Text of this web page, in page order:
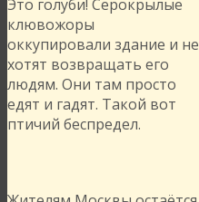
Это голуби! Серокрылые
клювожоры
оккупировали здание и не
хотят возвращать его
людям. Они там просто
едят и гадят. Такой вот
птичий беспредел.